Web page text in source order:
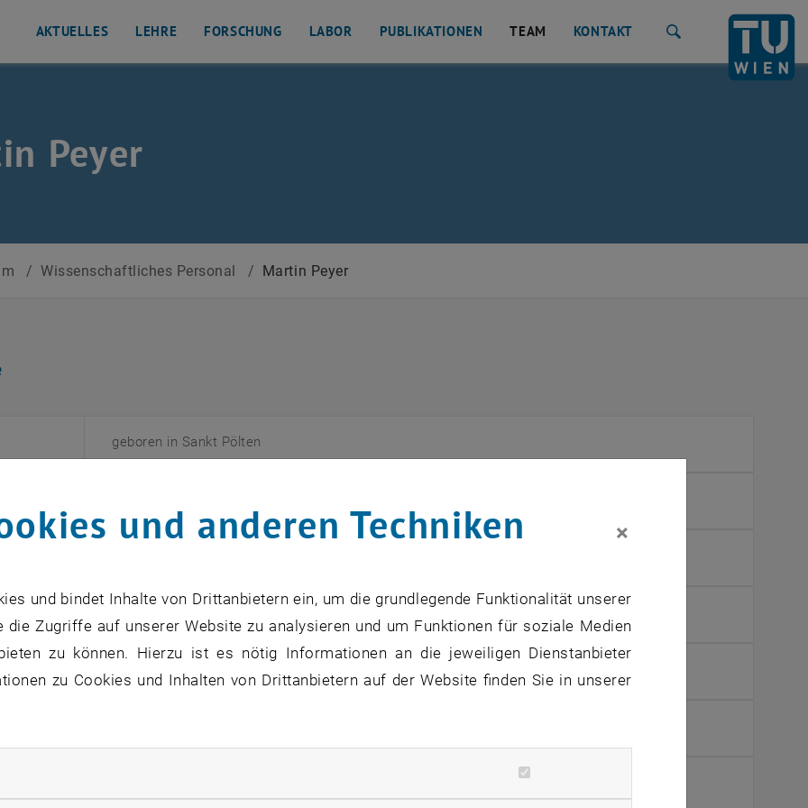
AKTUELLES LEHRE FORSCHUNG LABOR PUBLIKATIONEN TEAM KONTAKT
Peyer
/ Wissenschaftliches Personal / Martin Peyer
geboren in Sankt Pölten
Bachelorstudium Bauingenieurwesen und Infrastrukturmanagement an der TU Wien
und anderen Techniken ×
und bindet Inhalte von Drittanbietern ein, um die grundlegende Funktionalität unserer
Zugriffe auf unserer Website zu analysieren und um Funktionen für soziale Medien
zu können. Hierzu ist es nötig Informationen an die jeweiligen Dienstanbieter
zu Cookies und Inhalten von Drittanbietern auf der Website finden Sie in unserer